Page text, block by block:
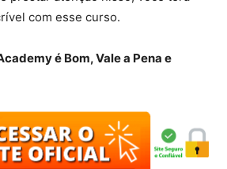
com esse curso.
é Bom, Vale a Pena e